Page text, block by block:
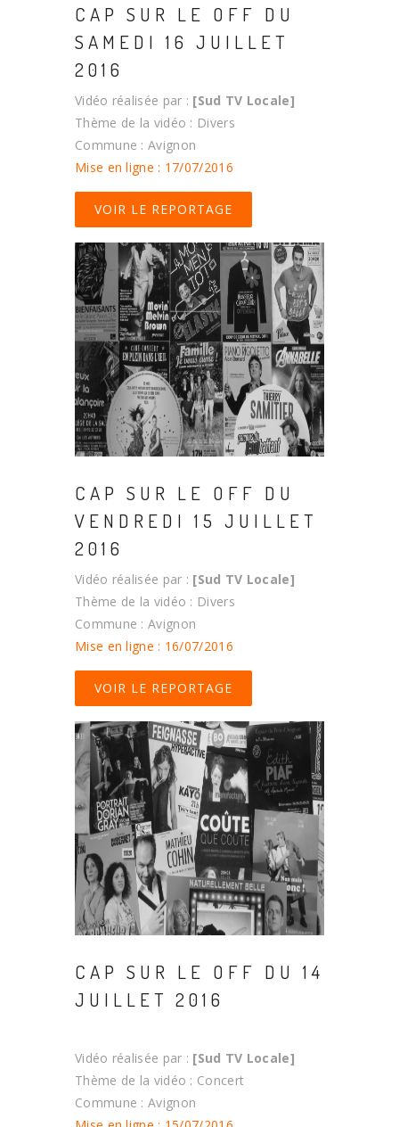
CAP SUR LE OFF DU
SAMEDI 16 JUILLET
2016
Vidéo réalisée par : [Sud TV Locale]
Thème de la vidéo : Divers
Commune : Avignon
Mise en ligne : 17/07/2016
VOIR LE REPORTAGE
CAP SUR LE OFF DU
VENDREDI 15 JUILLET
2016
Vidéo réalisée par : [Sud TV Locale]
Thème de la vidéo : Divers
Commune : Avignon
Mise en ligne : 16/07/2016
VOIR LE REPORTAGE
CAP SUR LE OFF DU 14
JUILLET 2016
Vidéo réalisée par : [Sud TV Locale]
Thème de la vidéo : Concert
Commune : Avignon